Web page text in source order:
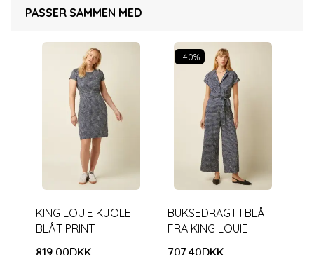
PASSER SAMMEN MED
KING LOUIE KJOLE I
BLÅT PRINT
-40%
BUKSEDRAGT I BLÅ
FRA KING LOUIE